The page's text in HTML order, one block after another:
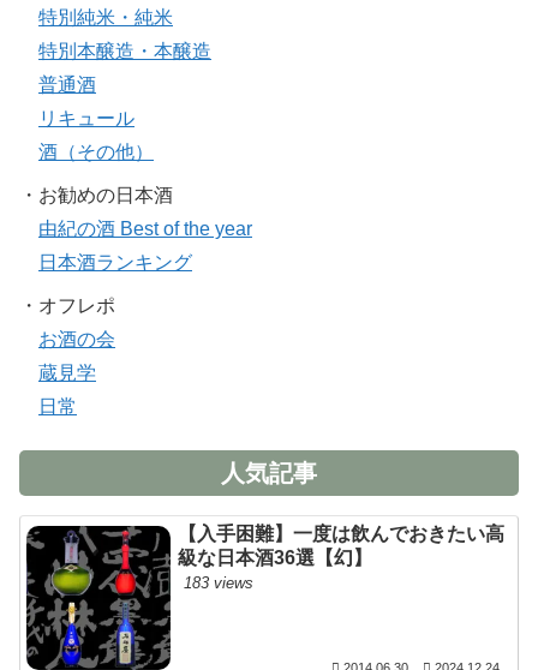
特別純米・純米
特別本醸造・本醸造
普通酒
リキュール
酒（その他）
・お勧めの日本酒
由紀の酒 Best of the year
日本酒ランキング
・オフレポ
お酒の会
蔵見学
日常
人気記事
【入手困難】一度は飲んでおきたい高
級な日本酒36選【幻】
183 views
2014.06.30 2024.12.24